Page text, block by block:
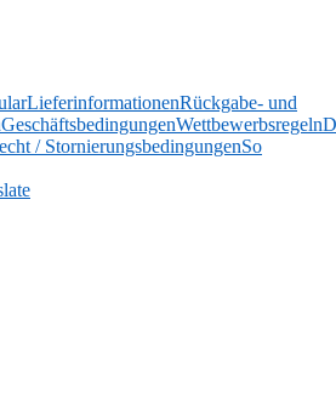
LieferinformationenRückgabe- und
GeschäftsbedingungenWettbewerbsregeln
/ StornierungsbedingungenSo